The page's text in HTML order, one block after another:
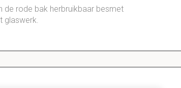
de rode bak herbruikbaar besmet